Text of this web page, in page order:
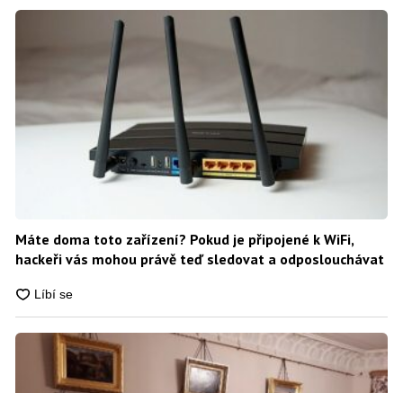
Máte doma toto zařízení? Pokud je připojené k WiFi,
hackeři vás mohou právě teď sledovat a odposlouchávat